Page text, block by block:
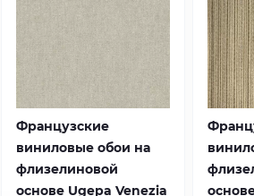
Французские
виниловые обои на
флизелиновой
основе Ugepa Venezia